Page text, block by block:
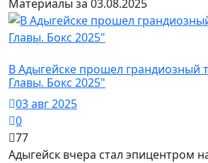
Материалы за 03.08.2025
В Адыгейске прошел грандиозный
Главы. Бокс 2025"
03 авг 2025
0
77
Адыгейск вчера стал эпицентром